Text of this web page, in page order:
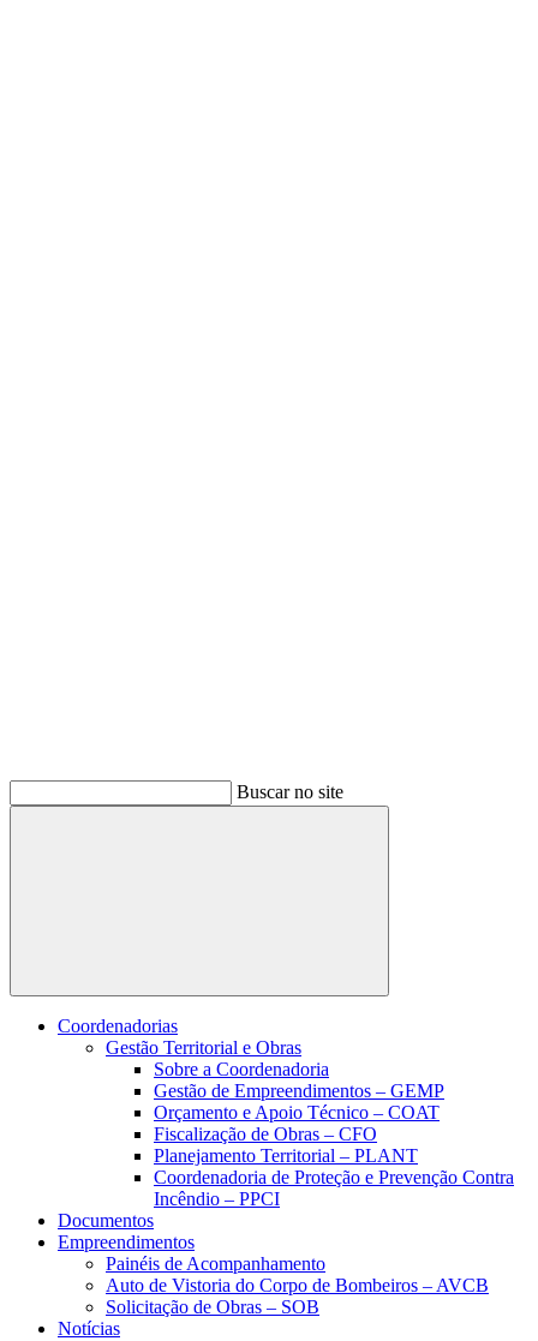
Buscar no site
Buscar
Coordenadorias
Gestão Territorial e Obras
Sobre a Coordenadoria
Gestão de Empreendimentos – GEMP
Orçamento e Apoio Técnico – COAT
Fiscalização de Obras – CFO
Planejamento Territorial – PLANT
Coordenadoria de Proteção e Prevenção Contra
Incêndio – PPCI
Documentos
Empreendimentos
Painéis de Acompanhamento
Auto de Vistoria do Corpo de Bombeiros – AVCB
Solicitação de Obras – SOB
Notícias